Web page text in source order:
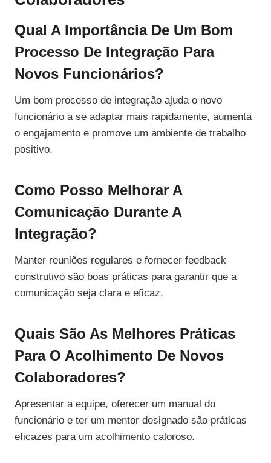
Qual A Importância De Um Bom
Processo De Integração Para
Novos Funcionários?
Um bom processo de integração ajuda o novo
funcionário a se adaptar mais rapidamente, aumenta
o engajamento e promove um ambiente de trabalho
positivo.
Como Posso Melhorar A
Comunicação Durante A
Integração?
Manter reuniões regulares e fornecer feedback
construtivo são boas práticas para garantir que a
comunicação seja clara e eficaz.
Quais São As Melhores Práticas
Para O Acolhimento De Novos
Colaboradores?
Apresentar a equipe, oferecer um manual do
funcionário e ter um mentor designado são práticas
eficazes para um acolhimento caloroso.